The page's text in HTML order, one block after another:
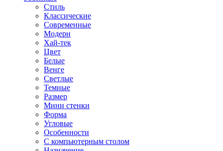
Стиль
Классические
Современные
Модерн
Хай-тек
Цвет
Белые
Венге
Светлые
Темные
Размер
Мини стенки
Форма
Угловые
Особенности
С компьютерным столом